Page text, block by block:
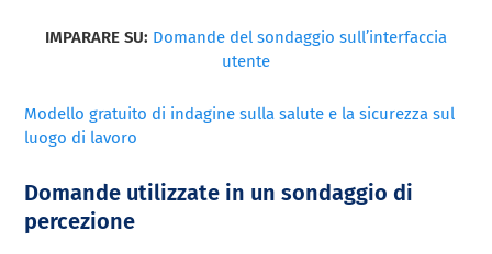
IMPARARE SU: Domande del sondaggio sull’interfaccia
utente
Modello gratuito di indagine sulla salute e la sicurezza sul
luogo di lavoro
Domande utilizzate in un sondaggio di
percezione